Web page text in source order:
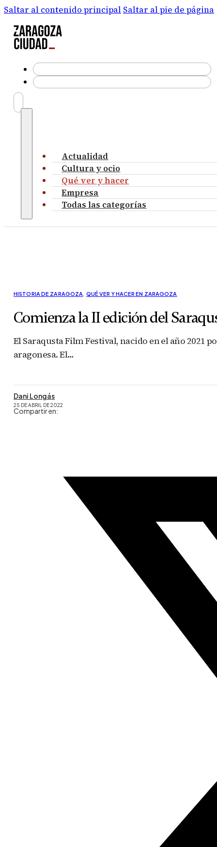
Saltar al contenido principal Saltar al pie de página
Actualidad
Cultura y ocio
Qué ver y hacer
Empresa
Todas las categorías
HISTORIA DE ZARAGOZA, QUÉ VER Y HACER EN ZARAGOZA
Comienza la II edición del
El Saraqusta Film Festival, nacido en el año 2021
aragonesa. El…
Dani Longás
25 DE ABRIL DE 2022
Compartir en: